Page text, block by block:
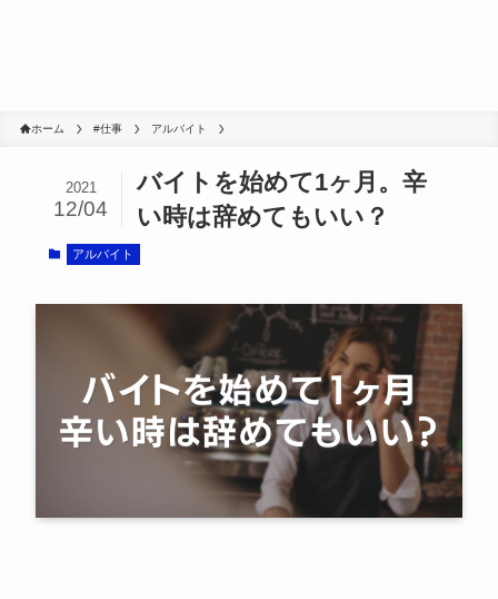
ホーム #仕事 アルバイト
バイトを始めて1ヶ月。辛
い時は辞めてもいい？
2021
12/04
アルバイト